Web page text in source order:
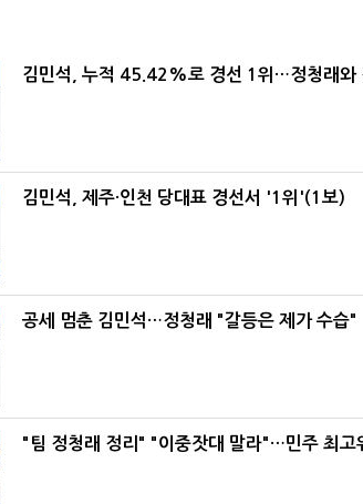
김민석, 누적 45.42%로 경선 1위…정청래
김민석, 제주·인천 당대표 경선서 '1위'(1보)
공세 멈춘 김민석…정청래 "갈등은 제가 수습"
"팀 정청래 정리" "이중잣대 말라"…민주 최고